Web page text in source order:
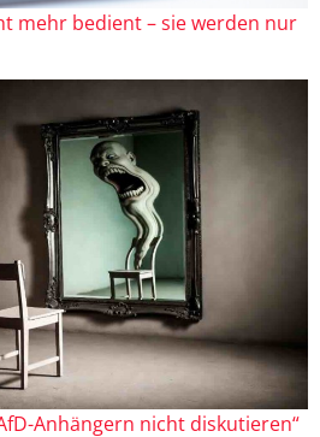
mehr bedient – sie werden nur
Anhängern nicht diskutieren“